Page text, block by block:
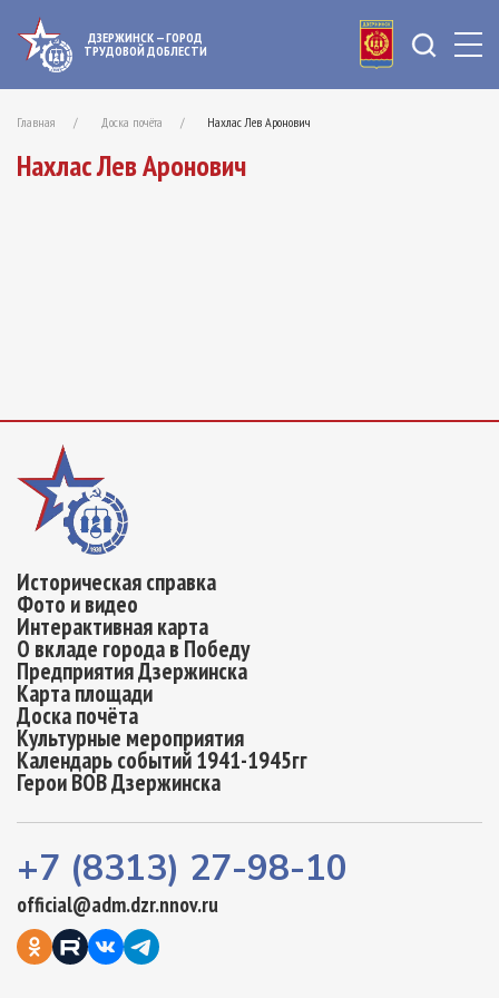
ДЗЕРЖИНСК — ГОРОД
ТРУДОВОЙ ДОБЛЕСТИ
Главная Доска почёта Нахлас Лев Аронович
Нахлас Лев Аронович
Историческая справка
Фото и видео
Интерактивная карта
О вкладе города в Победу
Предприятия Дзержинска
Карта площади
Доска почёта
Культурные мероприятия
Календарь событий 1941-1945гг
Герои ВОВ Дзержинска
+7 (8313) 27-98-10
official@adm.dzr.nnov.ru